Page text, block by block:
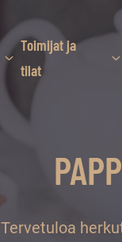
Toimijat ja
tilat
Tervetuloa